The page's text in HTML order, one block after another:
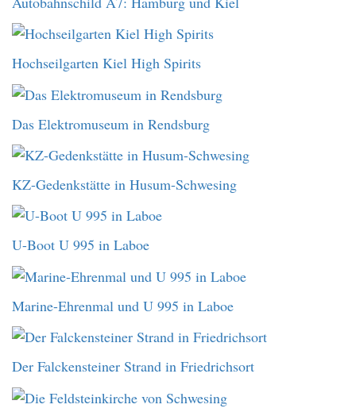
Hochseilgarten Kiel High Spirits
Das Elektromuseum in Rendsburg
KZ-Gedenkstätte in Husum-Schwesing
U-Boot U 995 in Laboe
Marine-Ehrenmal und U 995 in Laboe
Der Falckensteiner Strand in Friedrichsort